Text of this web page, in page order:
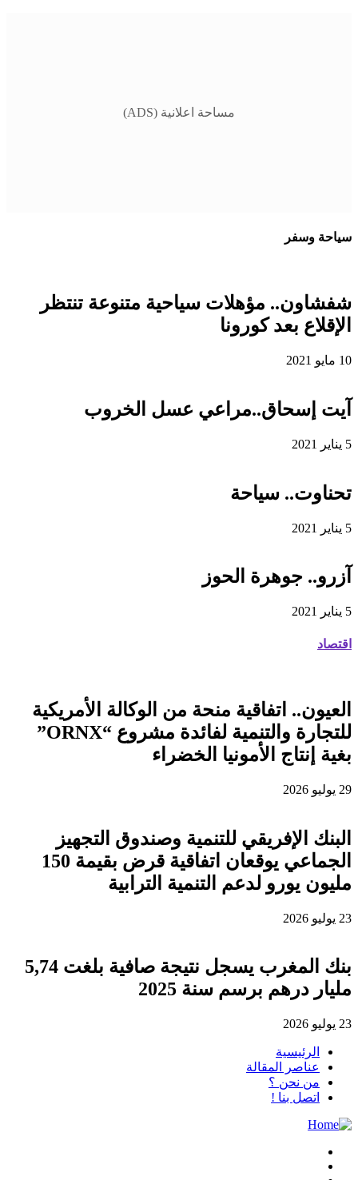
مساحة اعلانية (ADS)
سياحة وسفر
شفشاون.. مؤهلات سياحية متنوعة تنتظر
الإقلاع بعد كورونا
10 مايو 2021
آيت إسحاق..مراعي عسل الخروب
5 يناير 2021
تحناوت.. سياحة
5 يناير 2021
آزرو.. جوهرة الحوز
5 يناير 2021
اقتصاد
العيون.. اتفاقية منحة من الوكالة الأمريكية
للتجارة والتنمية لفائدة مشروع “ORNX”
بغية إنتاج الأمونيا الخضراء
29 يوليو 2026
البنك الإفريقي للتنمية وصندوق التجهيز
الجماعي يوقعان اتفاقية قرض بقيمة 150
مليون يورو لدعم التنمية الترابية
23 يوليو 2026
بنك المغرب يسجل نتيجة صافية بلغت 5,74
مليار درهم برسم سنة 2025
23 يوليو 2026
الرئيسية
عناصر المقالة
من نحن ؟
اتصل بنا !